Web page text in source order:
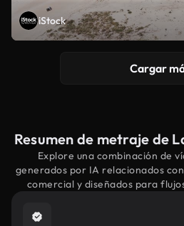
iStock
Cargar
Resumen de metraje de
Explore una combinación de
generados por IA relacionados
comercial y diseñados para